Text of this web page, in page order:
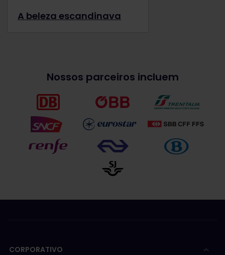
A beleza escandinava
Nossos parceiros incluem
CORPORATIVO